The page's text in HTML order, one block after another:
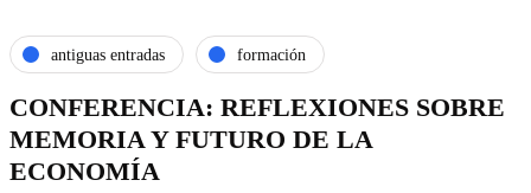
antiguas entradas formación
CONFERENCIA: REFLEXIONES SOBRE
MEMORIA Y FUTURO DE LA
ECONOMÍA